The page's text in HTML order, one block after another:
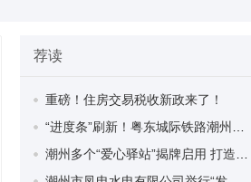
荐读
重磅！住房交易税收新政来了！